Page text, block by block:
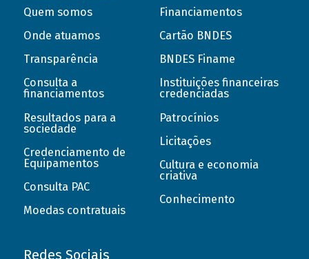
Quem somos
Onde atuamos
Transparência
Consulta a
financiamentos
Resultados para a
sociedade
Credenciamento de
Equipamentos
Consulta PAC
Moedas contratuais
Financiamentos
Cartão BNDES
BNDES Finame
Instituições financeiras
credenciadas
Patrocínios
Licitações
Cultura e economia
criativa
Conhecimento
Redes Sociais